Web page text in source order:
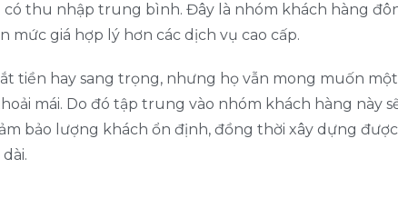
có thu nhập trung bình. Đây là nhóm khách hàng
giá hợp lý hơn các dịch vụ cao cấp.
tiền hay sang trọng, nhưng họ vẫn mong muốn
mái. Do đó tập trung vào nhóm khách hàng này
bảo lượng khách ổn định, đồng thời xây dựng